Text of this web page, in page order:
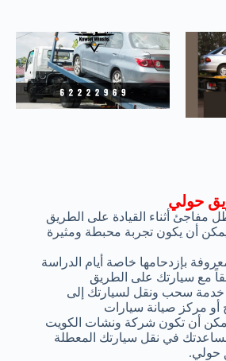
حولي
مفاجئ أثناء القيادة على الطريق
أن يكون تجربة محبطة ومثيرة
بإزدحامها خاصة أيام الدراسة
مع سيارتك على الطريق
خدمة سحب ونقل لسيارتك إلى
مركز صيانة سيارات
أن تكون شركة ونشات الكويت
في نقل سيارتك المعطلة
حولي.